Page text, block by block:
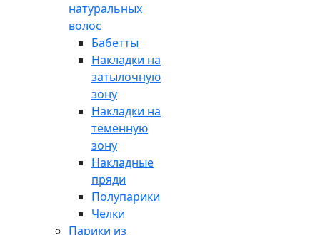
натуральных
волос
Бабетты
Накладки на
затылочную
зону
Накладки на
теменную
зону
Накладные
пряди
Полупарики
Челки
Парики из